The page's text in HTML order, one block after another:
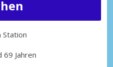
Station
69 Jahren